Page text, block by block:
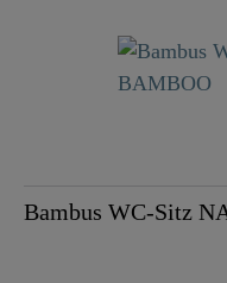
Bambus WC-Sitz